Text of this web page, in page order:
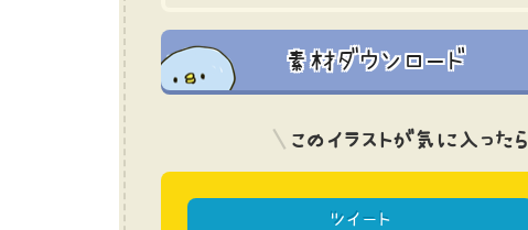
素材ダウンロード
このイラストが気に入ったら
ツイート